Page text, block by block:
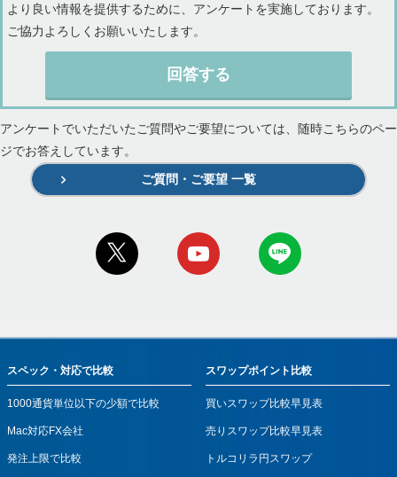
より良い情報を提供するために、アンケートを実施しております。
ご協力よろしくお願いいたします。
回答する
アンケートでいただいたご質問やご要望については、随時こちらのペー
ジでお答えしています。
ご質問・ご要望 一覧
スペック・対応で比較
1000通貨単位以下の少額で比較
Mac対応FX会社
発注上限で比較
スワップポイント比較
買いスワップ比較早見表
売りスワップ比較早見表
トルコリラ円スワップ